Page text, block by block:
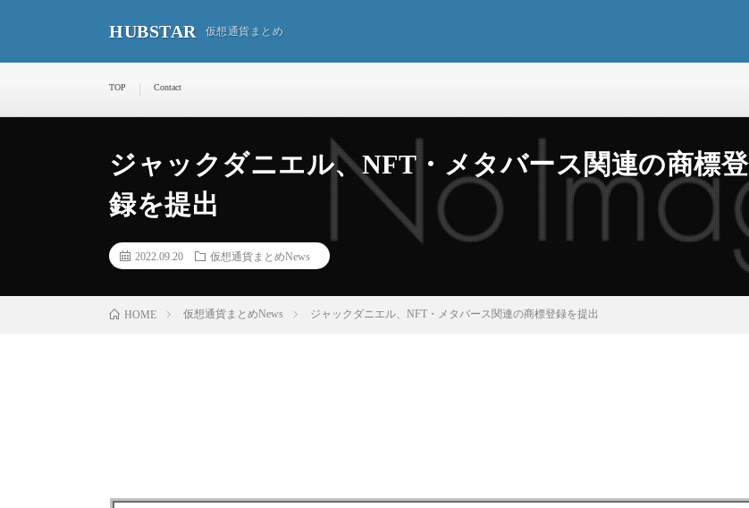
HUBSTAR 仮想通貨まとめ
TOP Contact
ジャックダニエル、NFT・メタバース関連の商標登
録を提出
2022.09.20 仮想通貨まとめNews
HOME 仮想通貨まとめNews ジャックダニエル、NFT・メタバース関連の商標登録を提出